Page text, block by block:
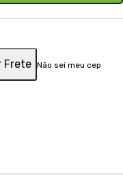
Frete Não sei meu cep